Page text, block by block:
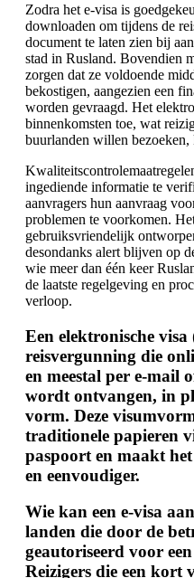
Zodra het e-visa is
downloaden om tijdens de
document te laten zien bij
stad in Rusland. Bovendien
zorgen dat ze voldoende
bekostigen, aangezien een
worden gevraagd. Het
binnenkomsten toe, wat
buurlanden willen bezoeken,
ingediende informatie te
aanvragers hun aanvraag
problemen te voorkomen.
gebruiksvriendelijk
desondanks alert blijven op
wie meer dan één keer
de laatste regelgeving en
verloop.
Een elektronische visa
reisvergunning die
en meestal per e-mail
wordt ontvangen, in
vorm. Deze
traditionele papieren
paspoort en maakt
en eenvoudiger.
Wie kan een e-visa
landen die door de
geautoriseerd voor
Reizigers die een